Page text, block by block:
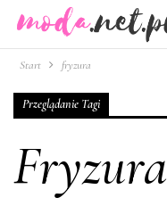
Start fryzura
Przeglądanie Tagi
Fryzura